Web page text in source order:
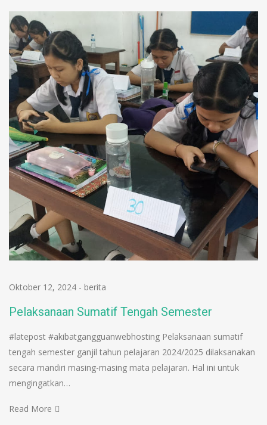
Oktober 12, 2024 - berita
Pelaksanaan Sumatif Tengah Semester
#latepost #akibatgangguanwebhosting Pelaksanaan sumatif
tengah semester ganjil tahun pelajaran 2024/2025 dilaksanakan
secara mandiri masing-masing mata pelajaran. Hal ini untuk
mengingatkan…
Read More